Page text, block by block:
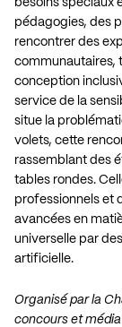
pédagogies, des
rencontrer des
communautaires,
conception
service de la
situe la
volets, cette
rassemblant des
tables rondes.
professionnels et
avancées en
universelle par
artificielle.
Organisé par la
concours et